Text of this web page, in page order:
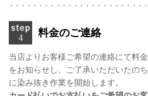
料金のご連絡
当店よりお客様ご希望の連絡にて料金
をお知らせし、
ご了承いただいたのち
に染み抜き作業を開始します。